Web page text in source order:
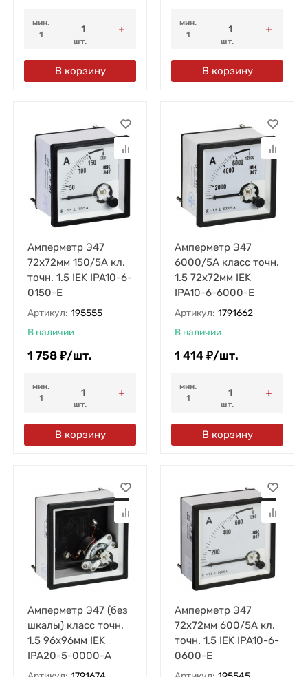
мин.
1
шт.
В корзину
мин.
1
шт.
В корзину
Амперметр Э47
72х72мм 150/5А кл.
точн. 1.5 IEK IPA10-6-
0150-E
Артикул: 195555
В наличии
1 758 ₽/шт.
мин.
1
шт.
В корзину
Амперметр Э47
6000/5А класс точн.
1.5 72х72мм IEK
IPA10-6-6000-E
Артикул: 1791662
В наличии
1 414 ₽/шт.
мин.
1
шт.
В корзину
Амперметр Э47 (без
шкалы) класс точн.
1.5 96х96мм IEK
IPA20-5-0000-A
Амперметр Э47
72х72мм 600/5А кл.
точн. 1.5 IEK IPA10-6-
0600-E